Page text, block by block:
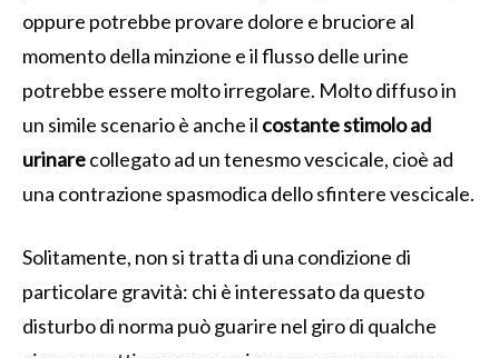
oppure potrebbe provare dolore e bruciore al
momento della minzione e il flusso delle urine
potrebbe essere molto irregolare. Molto diffuso in
un simile scenario è anche il costante stimolo ad
urinarecollegato ad un tenesmo vescicale, cioè ad
una contrazione spasmodica dello sfintere vescicale.
Solitamente, non si tratta di una condizione di
particolare gravità: chi è interessato da questo
disturbo di norma può guarire nel giro di qualche